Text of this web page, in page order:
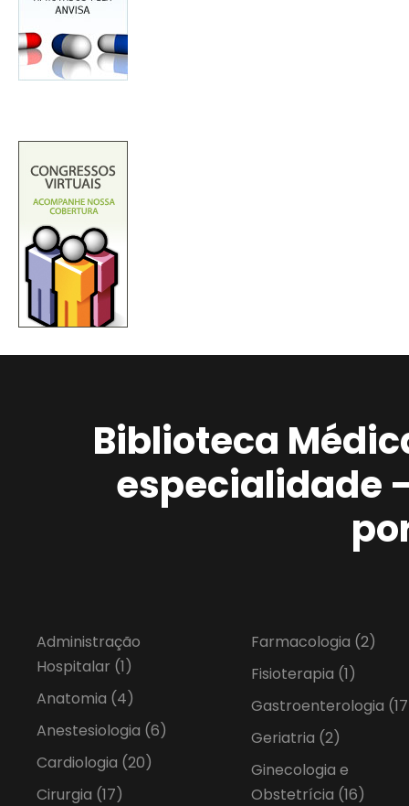
Biblioteca
especialidade
Administração
Hospitalar (1)
Anatomia (4)
Anestesiologia (6)
Cardiologia (20)
Cirurgia (17)
Farmacologia (2)
Fisioterapia (1)
Gastroenterologia
Geriatria (2)
Ginecologia e
Obstetrícia (16)